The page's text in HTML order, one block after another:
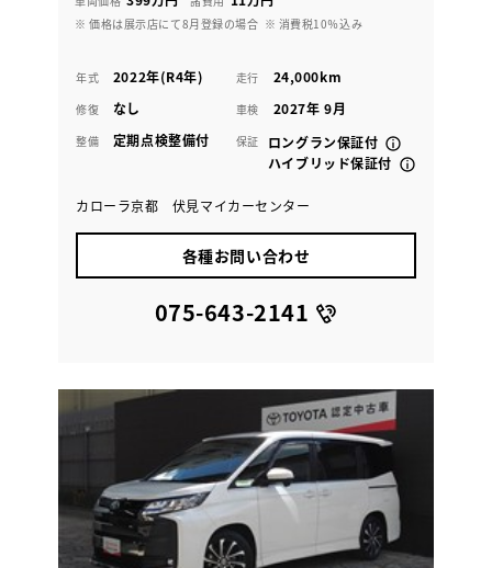
※ 価格は展示店にて8月登録の場合 ※ 消費税10％込み
年式 2022年(R4年) 走行 24,000km
修復 なし 車検 2027年 9月
整備 定期点検整備付 保証
ロングラン保証付
ハイブリッド保証付
カローラ京都 伏見マイカーセンター
各種お問い合わせ
075-643-2141